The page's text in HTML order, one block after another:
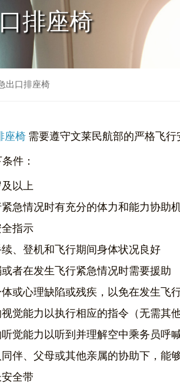
排座椅
出口排座椅
座椅 需要遵守文莱民航部的严格飞行
件：
以上
急情况时有充分的体力和能力协助
指示
、登机和飞行期间身体状况良好
者在发生飞行紧急情况时需要援助
或心理缺陷或残疾，以免在发生飞
觉能力以执行相应的指令（无需其
觉能力以听到并理解空中乘务员呼
伴、父母或其他亲属的协助下，能
全带